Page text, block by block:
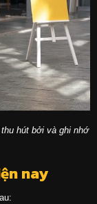
hút bởi và ghi nhớ
nay